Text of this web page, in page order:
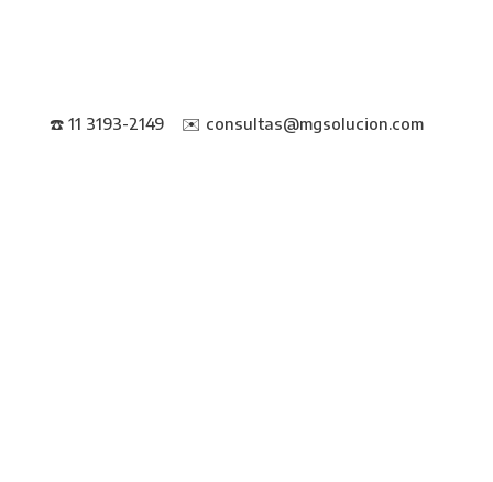
☎️ 11 3193-2149 ✉️ consultas@mgsolucion.com